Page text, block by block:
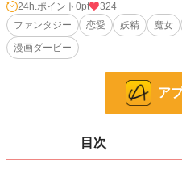
※同タイトルの小説からセルフコミカラ
の構成変更がありますのでご了承くだ
※完結済み
8,553 位 / 8,553 件
2,537 位 / 2,537 件
24h.ポイント 0pt
324
ファンタジー
恋愛 妖精 魔女
漫画ダービー
ア
目次